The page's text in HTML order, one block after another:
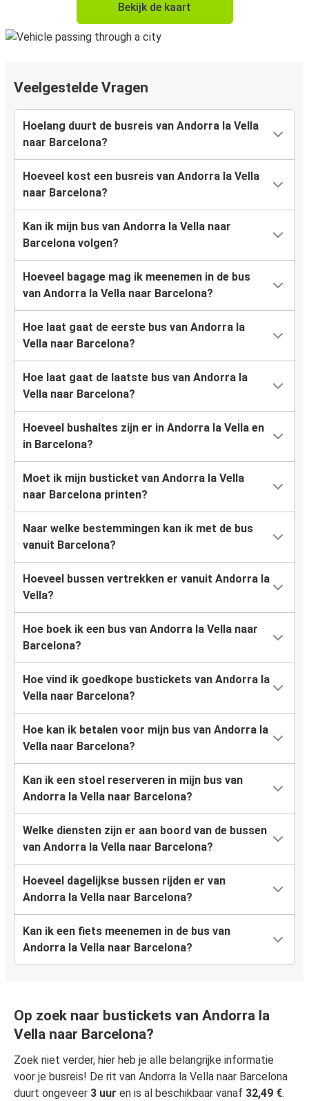
Bekijk de kaart
Veelgestelde Vragen
Hoelang duurt de busreis van Andorra la Vella
naar Barcelona?
Hoeveel kost een busreis van Andorra la Vella
naar Barcelona?
Kan ik mijn bus van Andorra la Vella naar
Barcelona volgen?
Hoeveel bagage mag ik meenemen in de bus
van Andorra la Vella naar Barcelona?
Hoe laat gaat de eerste bus van Andorra la
Vella naar Barcelona?
Hoe laat gaat de laatste bus van Andorra la
Vella naar Barcelona?
Hoeveel bushaltes zijn er in Andorra la Vella en
in Barcelona?
Moet ik mijn busticket van Andorra la Vella
naar Barcelona printen?
Naar welke bestemmingen kan ik met de bus
vanuit Barcelona?
Hoeveel bussen vertrekken er vanuit Andorra la
Vella?
Hoe boek ik een bus van Andorra la Vella naar
Barcelona?
Hoe vind ik goedkope bustickets van Andorra la
Vella naar Barcelona?
Hoe kan ik betalen voor mijn bus van Andorra la
Vella naar Barcelona?
Kan ik een stoel reserveren in mijn bus van
Andorra la Vella naar Barcelona?
Welke diensten zijn er aan boord van de bussen
van Andorra la Vella naar Barcelona?
Hoeveel dagelijkse bussen rijden er van
Andorra la Vella naar Barcelona?
Kan ik een fiets meenemen in de bus van
Andorra la Vella naar Barcelona?
Op zoek naar bustickets van Andorra la
Vella naar Barcelona?
Zoek niet verder, hier heb je alle belangrijke informatie
voor je busreis! De rit van Andorra la Vella naar Barcelona
duurt ongeveer 3 uur en is al beschikbaar vanaf 32,49 €.